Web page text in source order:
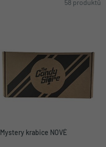
58 produktů
Mystery krabice NOVÉ